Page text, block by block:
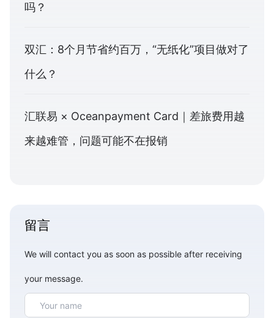
吗？
双汇：8个月节省约百万，“无纸化”项目做对了
什么？
汇联易 × Oceanpayment Card｜差旅费用越
来越难管，问题可能不在报销
留言
We will contact you as soon as possible after receiving
your message.